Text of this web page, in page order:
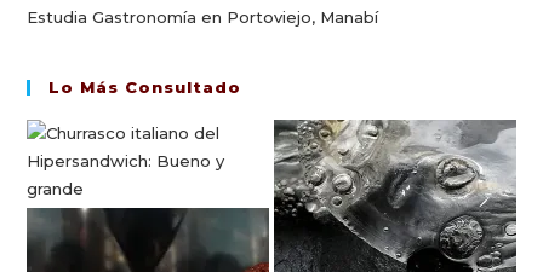
Estudia Gastronomía en Portoviejo, Manabí
Lo Más Consultado